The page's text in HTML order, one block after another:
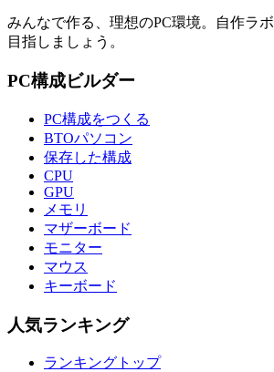
みんなで作る、理想のPC環境。 自作ラボ
目指しましょう。
PC構成ビルダー
PC構成をつくる
BTOパソコン
保存した構成
CPU
GPU
メモリ
マザーボード
モニター
マウス
キーボード
人気ランキング
ランキングトップ